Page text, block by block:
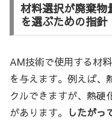
材料選択が廃棄物
を選ぶための指針
AM技術で使用する材
を与えます。例えば、
クルできますが、熱硬
があります。
したがっ